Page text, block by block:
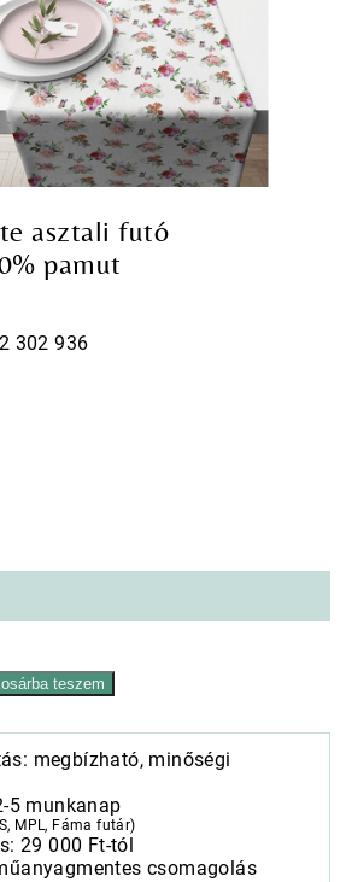
asztali futó
pamut
302 936
teszem
megbízható, minőségi
5 munkanap
MPL, Fáma futár)
29 000 Ft-tól
csomagolás